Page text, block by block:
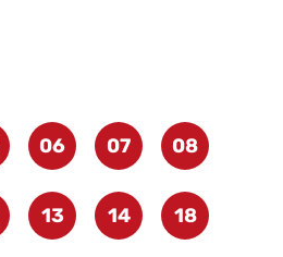
06 07 08
13 14 18